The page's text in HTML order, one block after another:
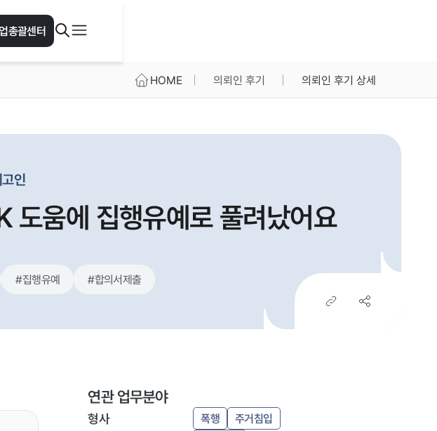
총괄센터
HOME 의뢰인 후기 의뢰인 후기 상세
인
움에 집행유예로 풀려났어요
#집행유예 #합의서제출
연관 업무분야
형사 폭행 주거침입